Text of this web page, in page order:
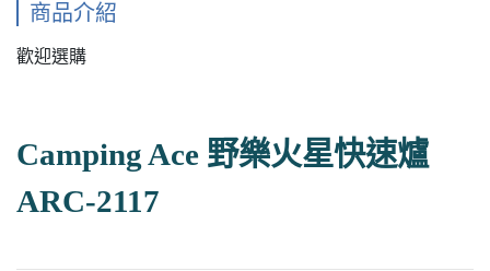
商品介紹
歡迎選購
Camping Ace 野樂火星快速爐
ARC-2117